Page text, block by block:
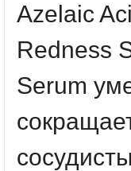
Azelaic
Redness
Serum